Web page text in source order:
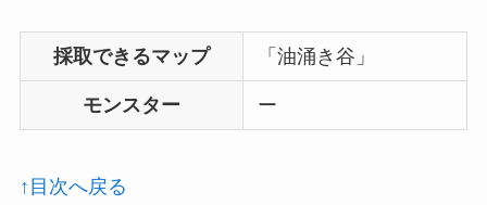
採取できるマップ 「油涌き谷」
モンスター ー
↑目次へ戻る